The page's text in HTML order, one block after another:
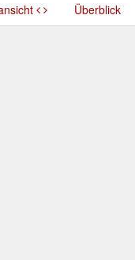
Überblick